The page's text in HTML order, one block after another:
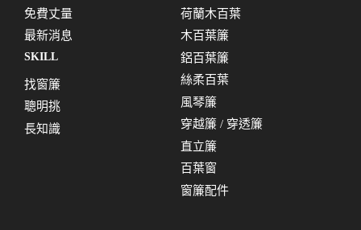
免費丈量
最新消息
SKILL
找窗簾
聰明挑
長知識
荷蘭木百葉
木百葉簾
鋁百葉簾
絲柔百葉
風琴簾
穿越簾 / 穿透簾
直立簾
百葉窗
窗簾配件